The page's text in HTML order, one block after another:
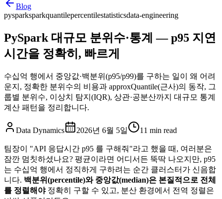
Blog
pysparksparkquantilepercentilestatisticsdata-engineering
PySpark 대규모 분위수·통계 — p95 지연
시간을 정확히, 빠르게
수십억 행에서 중앙값·백분위(p95/p99)를 구하는 일이 왜 어려
운지, 정확한 분위수의 비용과 approxQuantile(근사)의 동작, 그
룹별 분위수, 이상치 탐지(IQR), 상관·공분산까지 대규모 통계
계산 패턴을 정리합니다.
Data Dynamics 2026년 6월 5일 11 min read
팀장이 "API 응답시간 p95 를 구해줘"라고 했을 때, 여러분은
잠깐 멈칫하셨나요? 평균이라면 어디서든 뚝딱 나오지만, p95
는 수십억 행에서 정직하게 구하려는 순간 클러스터가 신음합
니다. 백분위(percentile)와 중앙값(median)은 본질적으로 전체
를 정렬해야정확히 구할 수 있고, 분산 환경에서 전역 정렬은